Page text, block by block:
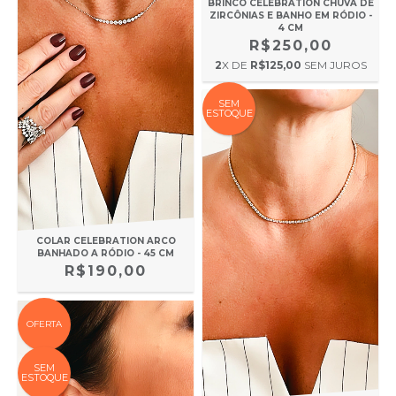
BRINCO CELEBRATION CHUVA DE
ZIRCÔNIAS E BANHO EM RÓDIO -
4 CM
R$250,00
2X DE R$125,00 SEM JUROS
COLAR CELEBRATION ARCO
BANHADO A RÓDIO - 45 CM
R$190,00
SEM
ESTOQUE
OFERTA
SEM
ESTOQUE